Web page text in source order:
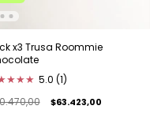
x3 Trusa Roommie
★★★ 5.0 (1)
$63.423,00